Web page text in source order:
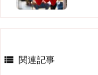
 関連記事